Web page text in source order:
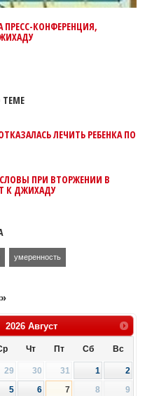
КОНФЕРЕНЦИЯ,
ЛЕЧИТЬ РЕБЕНКА ПО
ПРИ ВТОРЖЕНИИ В
К ДЖИХАДУ
умеренность
2026 Август
Чт Пт Сб Вс
29 30 31 1
2
5 6 7 8
9